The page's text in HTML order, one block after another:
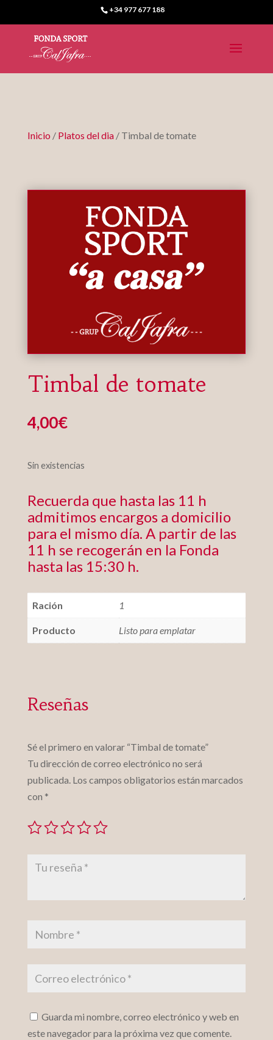
+34 977 677 188
Inicio / Platos del dia/ Timbal de tomate
Timbal de tomate
4,00€
Sin existencias
Recuerda que hasta las 11 h
admitimos encargos a domicilio
para el mismo día. A partir de las
11 h se recogerán en la Fonda
hasta las 15:30 h.
Ración 1
Producto Listo para emplatar
Reseñas
Sé el primero en valorar “Timbal de tomate”
Tu dirección de correo electrónico no será
publicada. Los campos obligatorios están marcados
con *
Guarda mi nombre, correo electrónico y web en
este navegador para la próxima vez que comente.